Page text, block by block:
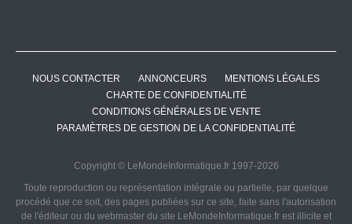
NOUS CONTACTER ANNONCEURS
MENTIONS LÉGALES
CHARTE DE CONFIDENTIALITÉ
CONDITIONS GÉNÉRALES DE VENTE
PARAMÈTRES DE GESTION DE LA CONFIDENTIALITÉ
Copyright © LeMondeInformatique.fr 1997-2026
Toute reproduction ou représentation intégrale ou partielle, par quelque
procédé que ce soit, des pages publiées sur ce site, faite sans l'autorisation
de l'éditeur ou du webmaster du site LeMondeInformatique.fr est illicite et